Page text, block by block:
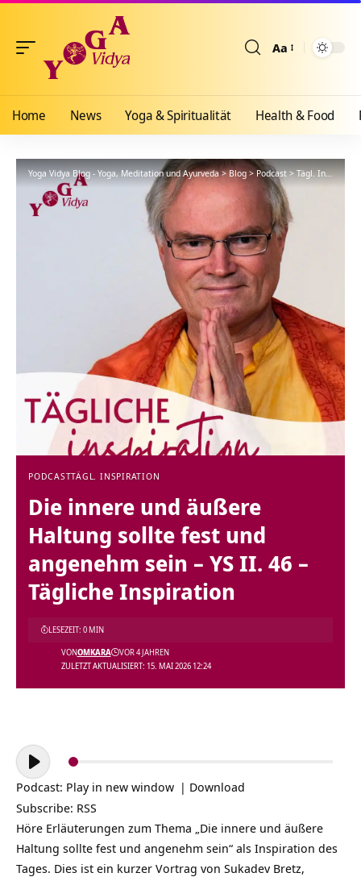
Aa
Home News Yoga & Spiritualität Health & Food
Yoga Vidya Blog - Yoga, Meditation und Ayurveda>Blog>Podcast>Tägl. Inspiration
PODCASTTÄGL. INSPIRATION
Die innere und äußere
Haltung sollte fest und
angenehm sein – YS II. 46 –
Tägliche Inspiration
ZULETZT AKTUALISIERT: 15. MAI 2026 12:24
VONOMKARA VOR 4 JAHREN
LESEZEIT: 0 MIN
Audio-
Player
Podcast: Play in new window | Download
Subscribe: RSS
Höre Erläuterungen zum Thema „Die innere und äußere
Haltung sollte fest und angenehm sein“ als Inspiration des
Tages. Dies ist ein kurzer Vortrag von Sukadev Bretz,